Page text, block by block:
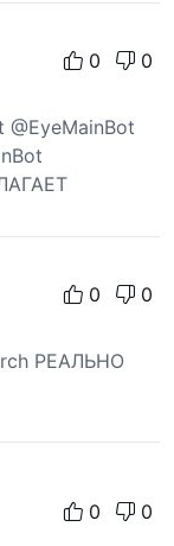
0 0
0 0
РЕАЛЬНО
0 0